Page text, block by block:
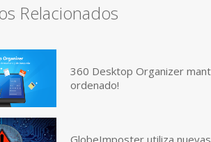
Relacionados
360 Desktop Organizer
ordenado!
GlobeImposter utiliza